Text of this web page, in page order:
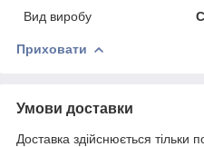
Вид виробу
Приховати
Умови доставки
Доставка здійснюється тільки